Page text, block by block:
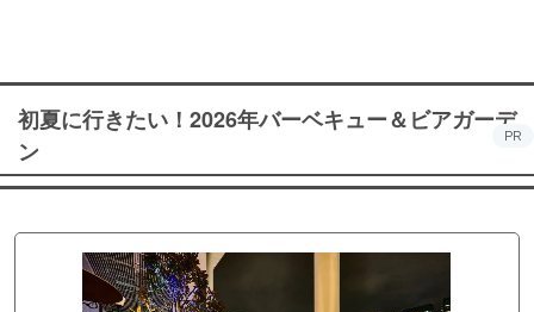
初夏に行きたい！2026年バーベキュー＆ビアガーデ
ン
PR